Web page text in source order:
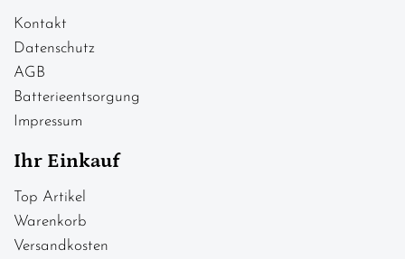
Kontakt
Datenschutz
AGB
Batterieentsorgung
Impressum
Ihr Einkauf
Top Artikel
Warenkorb
Versandkosten